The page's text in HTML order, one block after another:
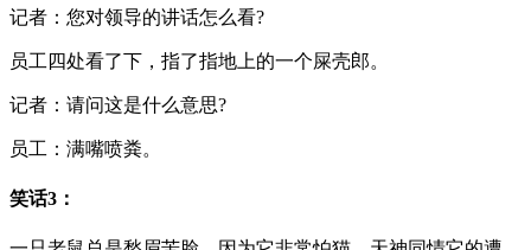
记者：您对领导的讲话怎么看?
员工四处看了下，指了指地上的一个屎壳郎。
记者：请问这是什么意思?
员工：满嘴喷粪。
笑话3：